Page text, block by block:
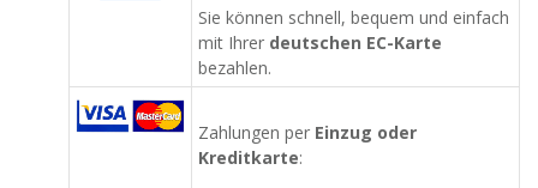
Sie können schnell, bequem und einfach
mit Ihrer deutschen EC-Karte
bezahlen.
Zahlungen per Einzug oder
Kreditkarte: